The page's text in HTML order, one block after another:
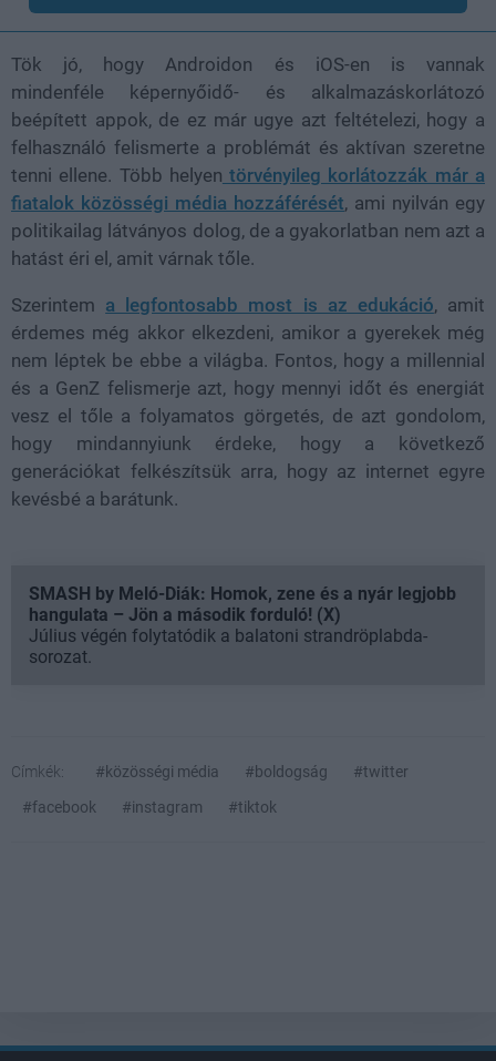
Tök jó, hogy Androidon és iOS-en is vannak
mindenféle képernyőidő- és alkalmazáskorlátozó
beépített appok, de ez már ugye azt feltételezi, hogy a
felhasználó felismerte a problémát és aktívan szeretne
tenni ellene. Több helyen törvényileg korlátozzák már a
fiatalok közösségi média hozzáférését, ami nyilván egy
politikailag látványos dolog, de a gyakorlatban nem azt a
hatást éri el, amit várnak tőle.
Szerintem a legfontosabb most is az edukáció, amit
érdemes még akkor elkezdeni, amikor a gyerekek még
nem léptek be ebbe a világba. Fontos, hogy a millennial
és a GenZ felismerje azt, hogy mennyi időt és energiát
vesz el tőle a folyamatos görgetés, de azt gondolom,
hogy mindannyiunk érdeke, hogy a következő
generációkat felkészítsük arra, hogy az internet egyre
kevésbé a barátunk.
SMASH by Meló-Diák: Homok, zene és a nyár legjobb
hangulata – Jön a második forduló! (X)
Július végén folytatódik a balatoni strandröplabda-
sorozat.
Címkék: #közösségi média #boldogság
#twitter
#facebook
#instagram #tiktok